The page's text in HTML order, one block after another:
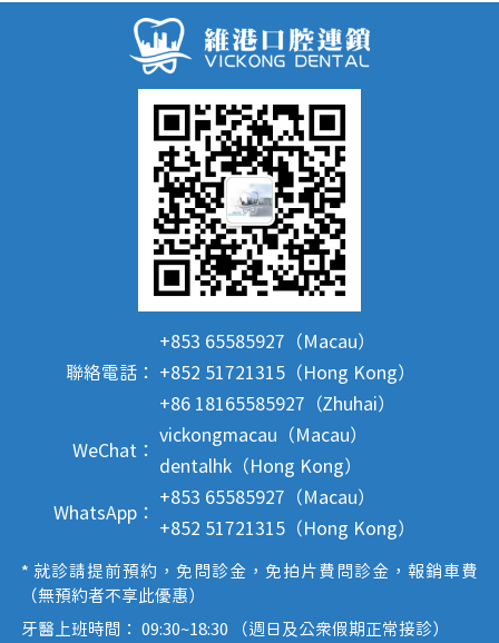
聯絡電話：
+853 65585927（Macau）
+852 51721315（Hong Kong）
+86 18165585927（Zhuhai）
WeChat：
vickongmacau（Macau）
dentalhk（Hong Kong）
WhatsApp：
+853 65585927（Macau）
+852 51721315（Hong Kong）
* 就診請提前預約，免問診金，免拍片費問診金，報銷車費
（無預約者不享此優惠）
牙醫上班時間： 09:30~18:30 （週日及公眾假期正常接診）